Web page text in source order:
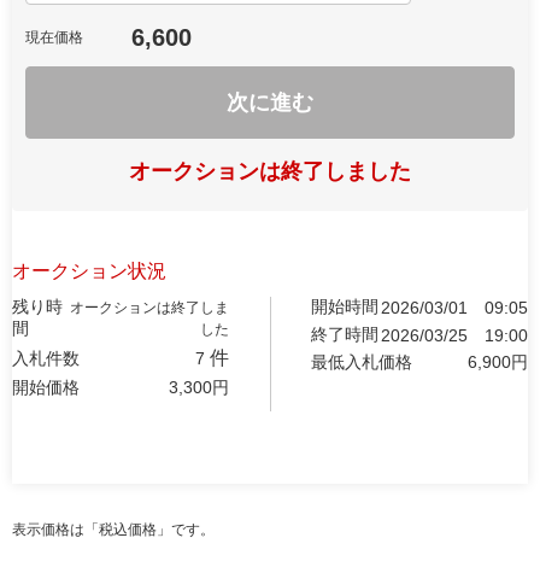
現在価格 6,600
次に進む
オークションは終了しました
オークション状況
残り時
間
オークションは終了しま
した
入札件数 7 件
開始価格 3,300円
開始時間 2026/03/01
09:05
終了時間 2026/03/25
19:00
最低入札価格
6,900円
表示価格は「税込価格」です。